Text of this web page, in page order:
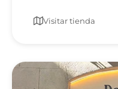
Visitar tienda